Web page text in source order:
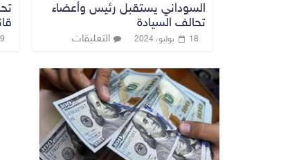
السوداني يستقبل رئيس وأعضاء
تحالف السيادة
18 يوليو، 2024 التعليقات 9 مارس، 2022